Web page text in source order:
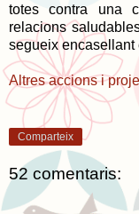
totes contra una
relacions
segueix encasellant
Altres accions i
Comparteix
52 comentaris: